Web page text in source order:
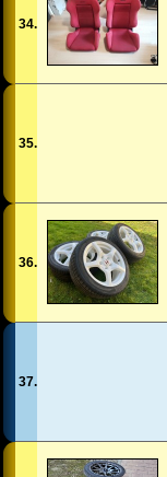
34.
35.
36.
37.